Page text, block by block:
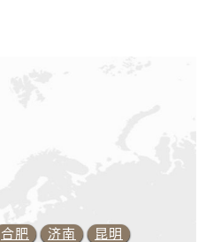
合肥 济南
昆明